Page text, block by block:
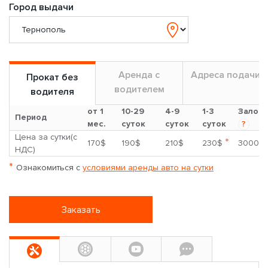
Город выдачи
Прокат без
водителя
Аренда с
водителем
Адреса подачи
Период
от 1
мес.
10-29
суток
4-9
суток
1-3
суток
Залог
?
Цена за сутки(с
НДС)
170$ 190$ 210$ 230$ * 3000$
* Ознакомиться с условиями аренды авто на сутки
Заказать